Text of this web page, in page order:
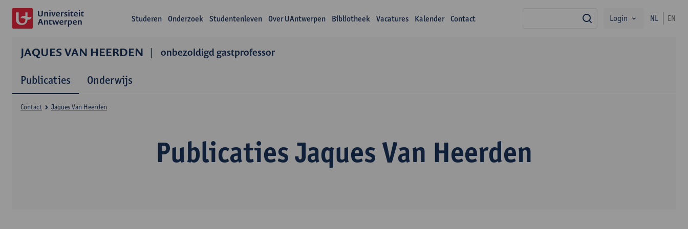
Studeren Onderzoek Studentenleven Over UAntwerpen Bibliotheek Vacatures Kalender Contact zoekLogin NL EN
JAQUES VAN HEERDEN onbezoldigd gastprofessor
Publicaties Onderwijs
Publicaties Jaques Van Heerden
Contact Jaques Van Heerden